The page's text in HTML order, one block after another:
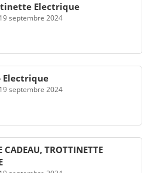
Electrique
19 septembre 2024
Electrique
19 septembre 2024
CADEAU, TROTTINETTE